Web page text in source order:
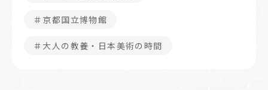
＃京都国立博物館
＃大人の教養・日本美術の時間